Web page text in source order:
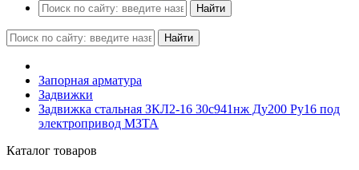
Найти
Найти
Запорная арматура
Задвижки
Задвижка стальная ЗКЛ2-16 30с941нж Ду200 Ру16 под
электропривод МЗТА
Каталог товаров